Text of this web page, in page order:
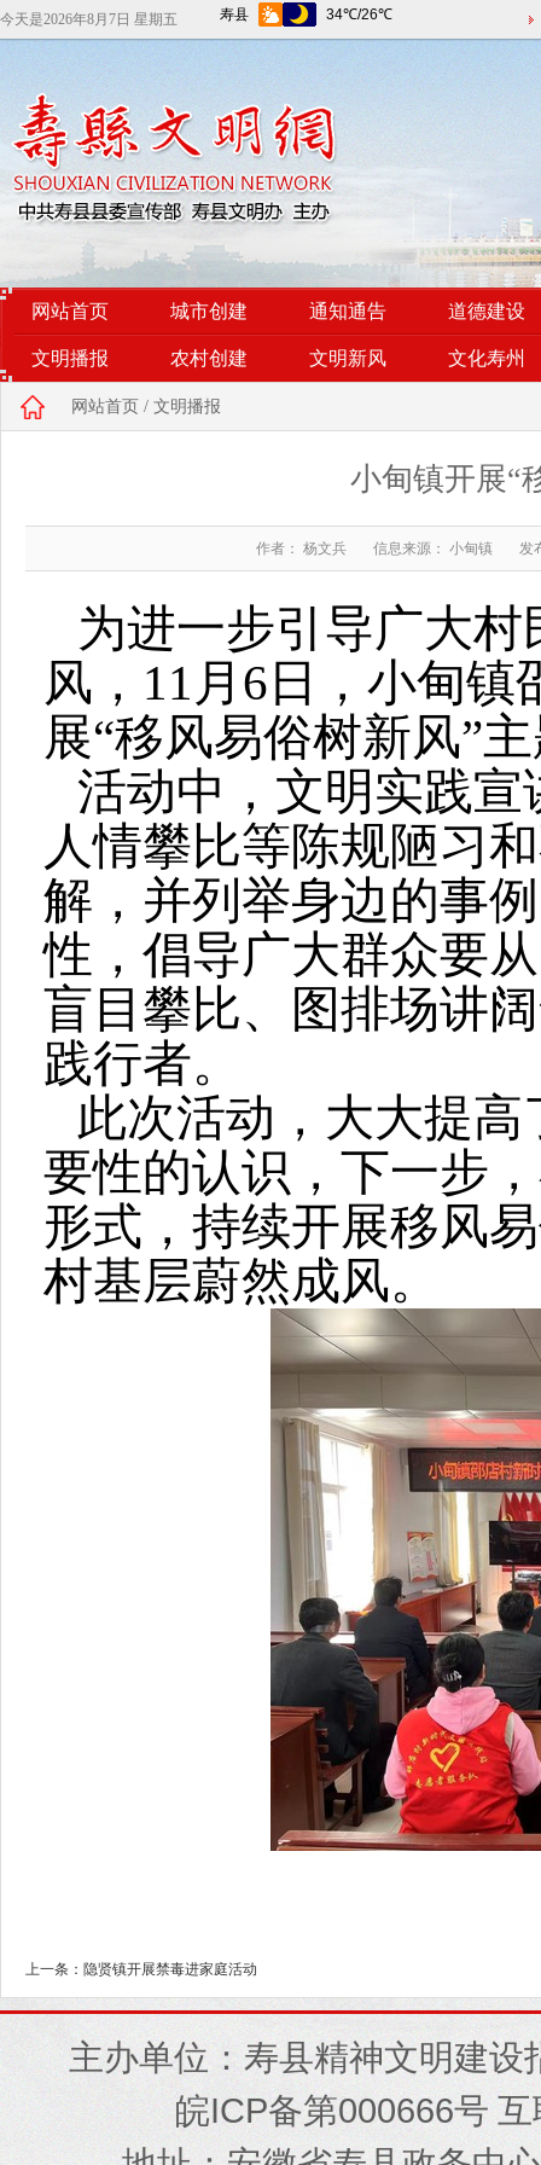
今天是2026年8月7日 星期五
网站首页 城市创建 通知通告 道德建设
文明播报 农村创建 文明新风 文化寿州
网站首页 / 文明播报
小甸镇开展“
作者： 杨文兵 信息来源： 小甸镇 发
为进一步引导广大
风，11月6日，小甸
展“移风易俗树新风”
活动中，文明实践
人情攀比等陈规陋习
解，并列举身边的事
性，倡导广大群众要
盲目攀比、图排场讲
践行者。
此次活动，大大提
要性的认识，下一步
形式，持续开展移风
村基层蔚然成风。
上一条：隐贤镇开展禁毒进家庭活动
主办单位：寿县精神文明建
皖ICP备第000666号